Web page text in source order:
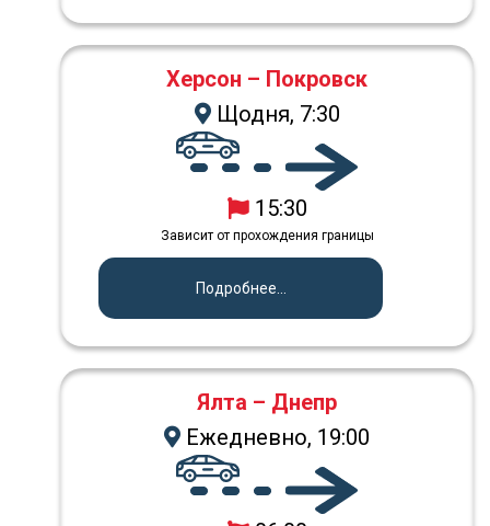
Херсон – Покровск
Щодня, 7:30
15:30
Зависит от прохождения границы
Подробнее...
Ялта – Днепр
Ежедневно, 19:00